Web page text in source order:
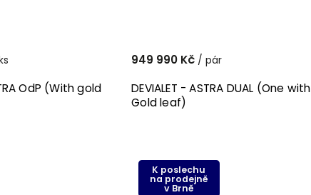
OdP (With gold
DEVIALET - ASTRA DUAL (One with
Gold leaf)
949 990 Kč / pár
K poslechu
na prodejně
v Brně